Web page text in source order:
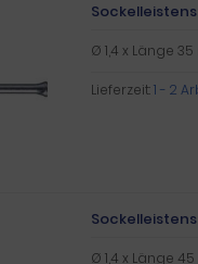
Ø 1,4 x Länge
Lieferzeit:1 - 2
Ø 1,4 x Länge